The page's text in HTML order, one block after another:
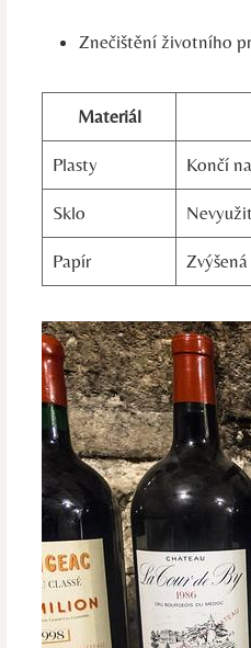
Znečištění životního
Materiál
Plasty Končí
Sklo
Papír